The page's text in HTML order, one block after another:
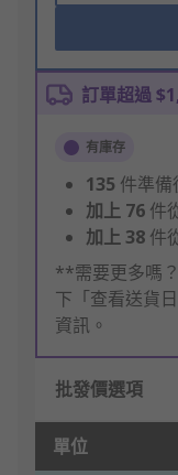
訂單超過
有庫存
135 件準備
加上 76 件
加上38 件
**需要更多嗎
下「查看送貨
資訊。
批發價選項
單位